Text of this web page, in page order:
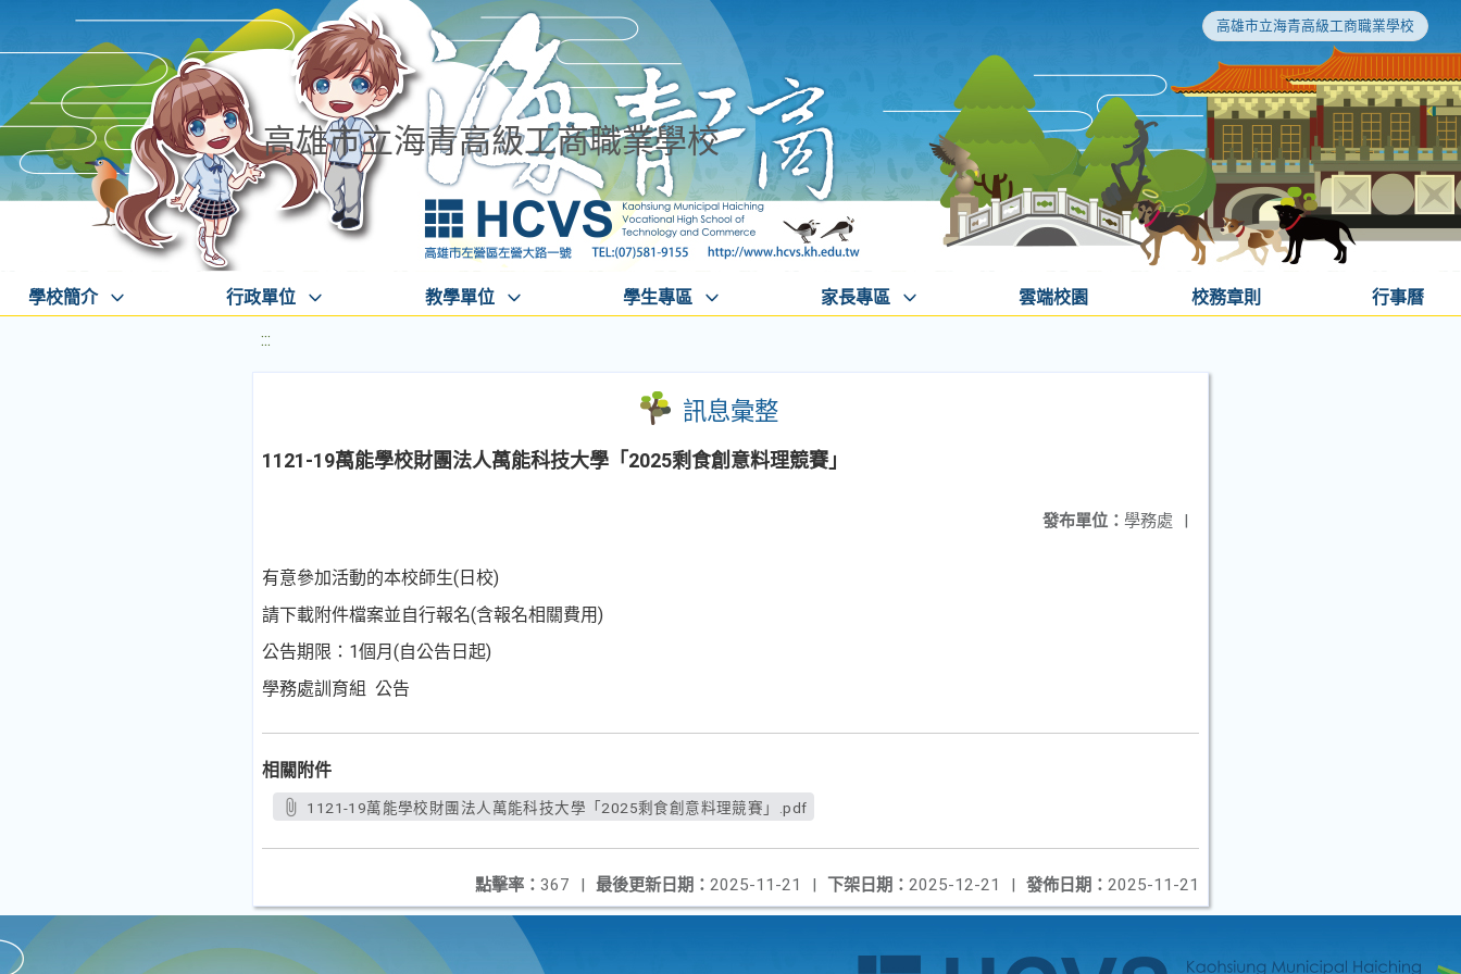
高雄市立海青高級工商職業學校
高雄市立海青高級工商職業學校
學校簡介 行政單位 教學單位 學生專區 家長專區 雲端校園 校務章則 行事曆
:::
訊息彙整
1121-19萬能學校財團法人萬能科技大學「2025剩食創意料理競賽」
發布單位： 學務處 |
有意參加活動的本校師生(日校)
請下載附件檔案並自行報名(含報名相關費用)
公告期限：1個月(自公告日起)
學務處訓育組 公告
相關附件
1121-19萬能學校財團法人萬能科技大學「2025剩食創意料理競賽」.pdf
發佈日期： 2025-11-21
下架日期： 2025-12-21 |
最後更新日期： 2025-11-21 |
點擊率： 367 |